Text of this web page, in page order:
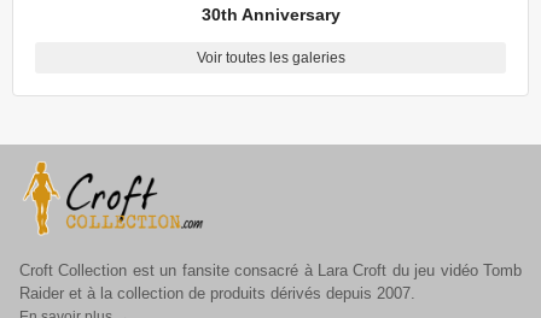
30th Anniversary
Voir toutes les galeries
Croft Collection est un fansite consacré à Lara Croft du jeu vidéo Tomb
Raider et à la collection de produits dérivés depuis 2007.